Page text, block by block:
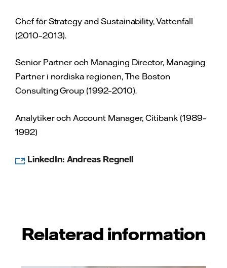
Chef för Strategy and Sustainability, Vattenfall
(2010–2013).
Senior Partner och Managing Director, Managing
Partner i nordiska regionen, The Boston
Consulting Group (1992–2010).
Analytiker och Account Manager, Citibank (1989–
1992)
LinkedIn: Andreas Regnell
Relaterad information